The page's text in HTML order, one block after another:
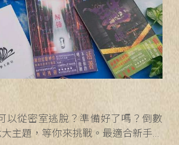
以從密室逃脫？準備好了嗎？倒數
主題，等你來挑戰。最適合新手開